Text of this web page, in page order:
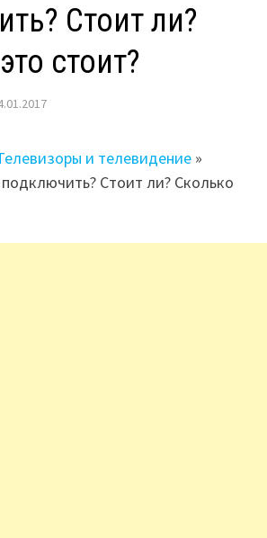
Стоит ли?
стоит?
и телевидение»
Стоит ли? Сколько